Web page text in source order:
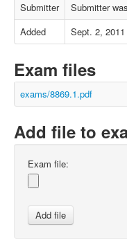
Submitter
Submitter
Added
Sept. 2, 2011
Exam files
exams/8869.1.pdf
Add file to
Exam file: